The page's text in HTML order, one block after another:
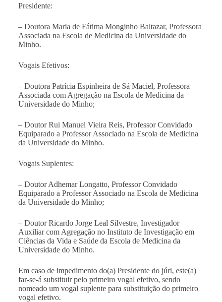
Presidente:
– Doutora Maria de Fátima Monginho Baltazar, Professora
Associada na Escola de Medicina da Universidade do
Minho.
Vogais Efetivos:
– Doutora Patrícia Espinheira de Sá Maciel, Professora
Associada com Agregação na Escola de Medicina da
Universidade do Minho;
– Doutor Rui Manuel Vieira Reis, Professor Convidado
Equiparado a Professor Associado na Escola de Medicina
da Universidade do Minho.
Vogais Suplentes:
– Doutor Adhemar Longatto, Professor Convidado
Equiparado a Professor Associado na Escola de Medicina
da Universidade do Minho;
– Doutor Ricardo Jorge Leal Silvestre, Investigador
Auxiliar com Agregação no Instituto de Investigação em
Ciências da Vida e Saúde da Escola de Medicina da
Universidade do Minho.
Em caso de impedimento do(a) Presidente do júri, este(a)
far-se-á substituir pelo primeiro vogal efetivo, sendo
nomeado um vogal suplente para substituição do primeiro
vogal efetivo.